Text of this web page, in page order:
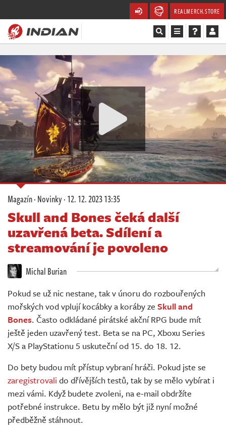
REALMERCH.STORE
Magazín
Recenze
Videa
Soutěže
Databáze
Komunita
Redakce
Živě
Magazín·Novinky·12. 12. 2023 13:35
Skull and Bones čeká další
uzavřená beta. Sdílení a
streamování je povoleno
Michal Burian
Pokud se už nic nestane, tak v únoru do rozbouřených
mořských vod vplují kocábky a koráby ze Skull and
Bones. Často odkládané pirátské akční RPG bude mít
ještě jeden uzavřený test. Beta se na PC, Xboxu Series
X/S a PlayStationu 5 uskuteční od 15. do 18. 12.
Do bety budou mít přístup vybraní hráči. Pokud jste se
zaregistrovali do dřívějších testů, tak by se mělo vybírat i
mezi vámi. Když budete zvoleni, na e-mail obdržíte
potřebné instrukce. Betu by mělo být již nyní možné
předběžně stáhnout.